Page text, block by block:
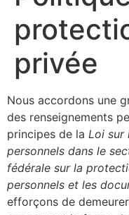
privée
Nous accordons une
des renseignements
principes de la Loi sur
personnels dans le
fédérale sur la
personnels et les
efforçons de